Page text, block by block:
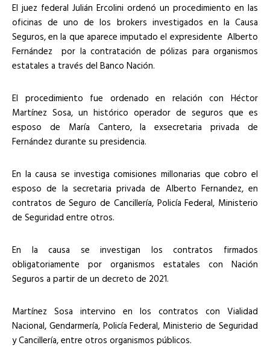
El juez federal Julián Ercolini ordenó un procedimiento en las
oficinas de uno de los brokers investigados en la Causa
Seguros, en la que aparece imputado el expresidente Alberto
Fernández por la contratación de pólizas para organismos
estatales a través del Banco Nación.
El procedimiento fue ordenado en relación con Héctor
Martínez Sosa, un histórico operador de seguros que es
esposo de María Cantero, la exsecretaria privada de
Fernández durante su presidencia.
En la causa se investiga comisiones millonarias que cobro el
esposo de la secretaria privada de Alberto Fernandez, en
contratos de Seguro de Cancillería, Policía Federal, Ministerio
de Seguridad entre otros.
En la causa se investigan los contratos firmados
obligatoriamente por organismos estatales con Nación
Seguros a partir de un decreto de 2021.
Martínez Sosa intervino en los contratos con Vialidad
Nacional, Gendarmería, Policía Federal, Ministerio de Seguridad
y Cancillería, entre otros organismos públicos.